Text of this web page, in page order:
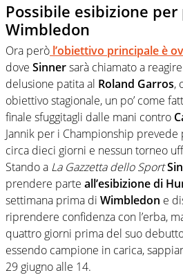
Possibile esibizione
Wimbledon
Ora però l’obiettivo principale è
dove Sinnersarà chiamato a
delusione patita al Roland Garros,
obiettivo stagionale, un po’ come
finale sfuggitagli dalle mani contro
Jannik per i Championship
circa dieci giorni e nessun torneo
Stando a La Gazzetta dello Sport
prendere parte all’esibizione di
settimana prima di Wimbledon e
riprendere confidenza con l’erba,
quattro giorni prima del suo
essendo campione in carica,
29 giugno alle 14.